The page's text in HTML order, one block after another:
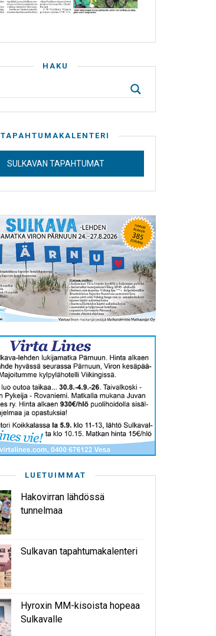
HAKU
TAPAHTUMAKALENTERI
SULKAVAN TAPAHTUMAT
LUETUIMMAT
Hakovirran lähdössä
tunnelmaa
Sulkavan tapahtumakalenteri
Hyroxin MM-kisoista hopeaa
Sulkavalle